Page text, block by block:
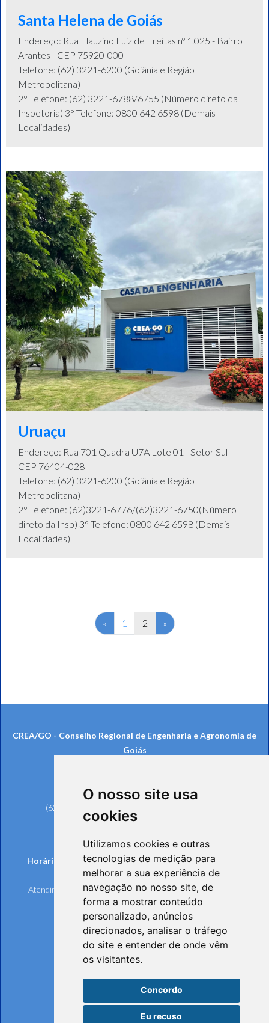
O nosso site usa
cookies
Utilizamos cookies e outras
tecnologias de medição para
melhorar a sua experiência de
navegação no nosso site, de
forma a mostrar conteúdo
personalizado, anúncios
direcionados, analisar o tráfego
do site e entender de onde vêm
os visitantes.
Concordo
Eu recuso
Santa Helena de Goiás
Endereço: Rua Flauzino Luiz de Freitas nº 1.025 - Bairro
Arantes - CEP 75920-000
Telefone: (62) 3221-6200 (Goiânia e Região
Metropolitana)
2° Telefone: (62) 3221-6788/6755 (Número direto da
Inspetoria) 3° Telefone: 0800 642 6598 (Demais
Localidades)
Uruaçu
Endereço: Rua 701 Quadra U7A Lote 01 - Setor Sul II -
CEP 76404-028
Telefone: (62) 3221-6200 (Goiânia e Região
Metropolitana)
2° Telefone: (62)3221-6776/(62)3221-6750(Número
direto da Insp) 3° Telefone: 0800 642 6598 (Demais
Localidades)
«Previous
1 2 »Next
CREA/GO - Conselho Regional de Engenharia e Agronomia de
Goiás
Telefones:
(62) 3221-6200 (Goiânia e Região Metropolitana)
0800 642 6598 (Demais Localidades)
Horários de funcionamento de Segunda à Sexta-feira:
Atendimento Online e Telefônico: 8h às 17h
Atendimento Presencial: 8h às 17h, mediante agendamento